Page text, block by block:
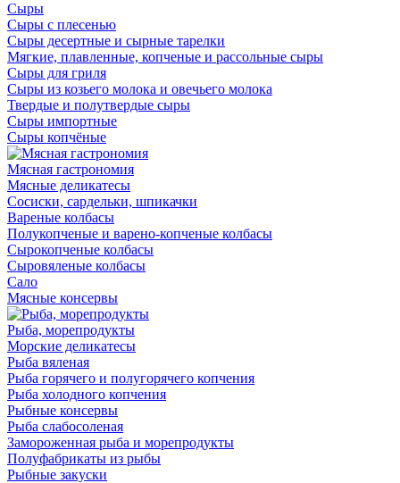
Сыры
Сыры с плесенью
Сыры десертные и сырные тарелки
Мягкие, плавленные, копченые и рассольные сыры
Сыры для гриля
Сыры из козьего молока и овечьего молока
Твердые и полутвердые сыры
Сыры импортные
Сыры копчёные
Мясная гастрономия
Мясные деликатесы
Сосиски, сардельки, шпикачки
Вареные колбасы
Полукопченые и варено-копченые колбасы
Сырокопченые колбасы
Сыровяленые колбасы
Сало
Мясные консервы
Рыба, морепродукты
Морские деликатесы
Рыба вяленая
Рыба горячего и полугорячего копчения
Рыба холодного копчения
Рыбные консервы
Рыба слабосоленая
Замороженная рыба и морепродукты
Полуфабрикаты из рыбы
Рыбные закуски